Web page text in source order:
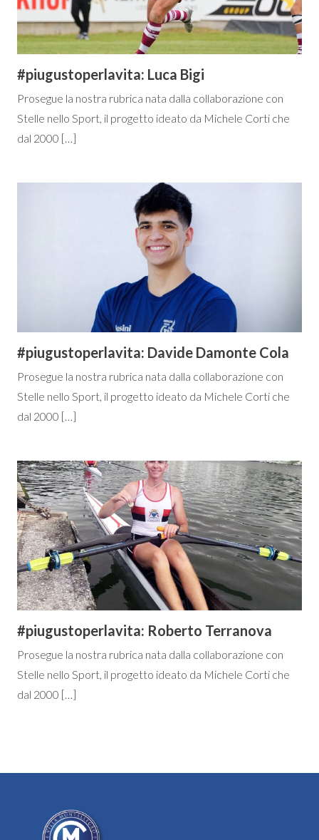
#piugustoperlavita: Luca Bigi
Prosegue la nostra rubrica nata dalla collaborazione con
Stelle nello Sport, il progetto ideato da Michele Corti che
dal 2000 […]
#piugustoperlavita: Davide Damonte Cola
Prosegue la nostra rubrica nata dalla collaborazione con
Stelle nello Sport, il progetto ideato da Michele Corti che
dal 2000 […]
#piugustoperlavita: Roberto Terranova
Prosegue la nostra rubrica nata dalla collaborazione con
Stelle nello Sport, il progetto ideato da Michele Corti che
dal 2000 […]